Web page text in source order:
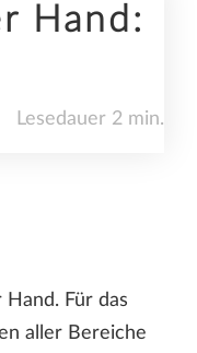
Hand:
Lesedauer 2 min.
Hand. Für das
aller Bereiche